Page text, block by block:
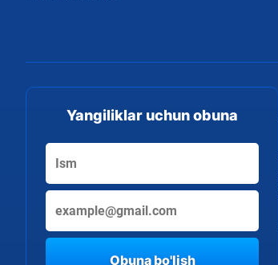
Yangiliklar uchun obuna
Obuna bo'lish